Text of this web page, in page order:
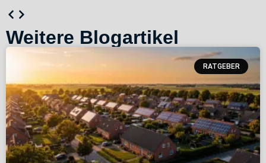
Weitere Blogartikel
RATGEBER